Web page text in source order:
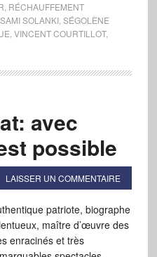
RÉCHAUFFEMENT
SAMI SOLANKI, SÉGOLÈNE
VINCENT COURTILLOT,
avec
possible
LAISSER UN COMMENTAIRE
patriote, biographe
maître d’œuvre des
enracinés et très